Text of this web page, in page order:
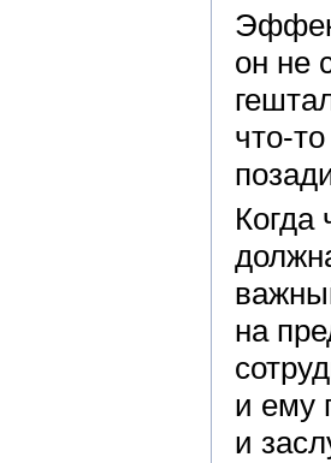
он не
что-
Когда
на
и ему
и